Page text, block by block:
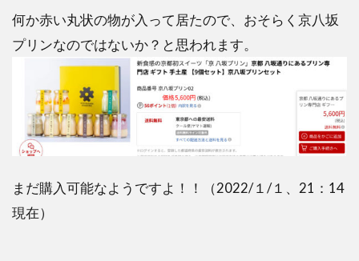
何か赤い丸状の物が入って居たので、おそらく京八坂
プリンなのではないか？と思われます。
まだ購入可能なようですよ！！（2022/１/１、21：14
現在）